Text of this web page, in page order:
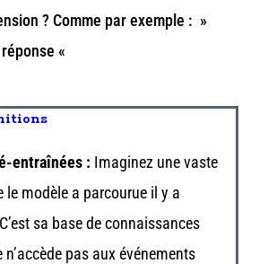
? Comme par exemple : »
«
entraînées : Imaginez une vaste
le modèle a parcourue il y a
sa base de connaissances
pas aux événements